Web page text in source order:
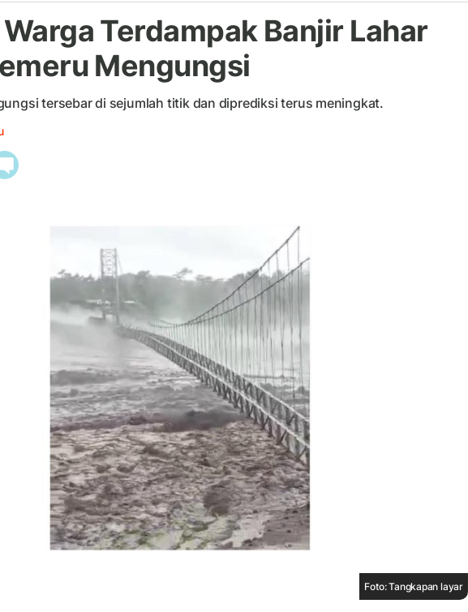
Terdampak Banjir Lahar
Mengungsi
tersebar di sejumlah titik dan diprediksi terus meningkat.
Foto: Tangkapan layar